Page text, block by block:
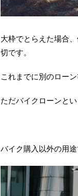
大枠でとらえた場合
切です。
これまでに別のロー
ただバイクローンと
バイク購入以外の用